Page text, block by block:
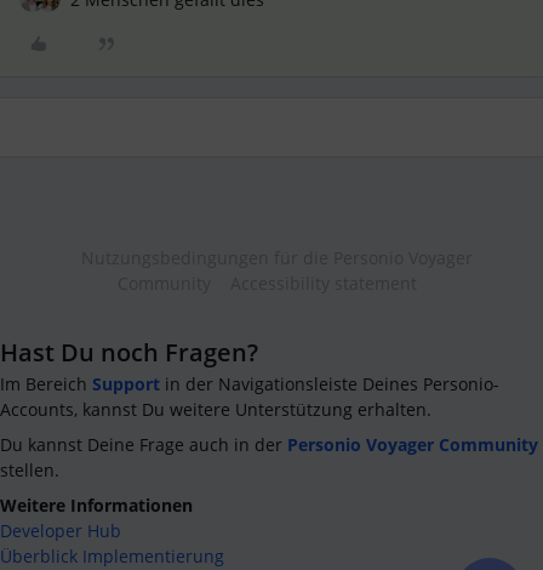
Hast Du noch Fragen?
Im Bereich Support in der Navigationsleiste Deines Personio-
Accounts, kannst Du weitere Unterstützung erhalten.
Du kannst Deine Frage auch in der Personio Voyager Community
stellen.
Weitere Informationen
Developer Hub
Überblick Implementierung